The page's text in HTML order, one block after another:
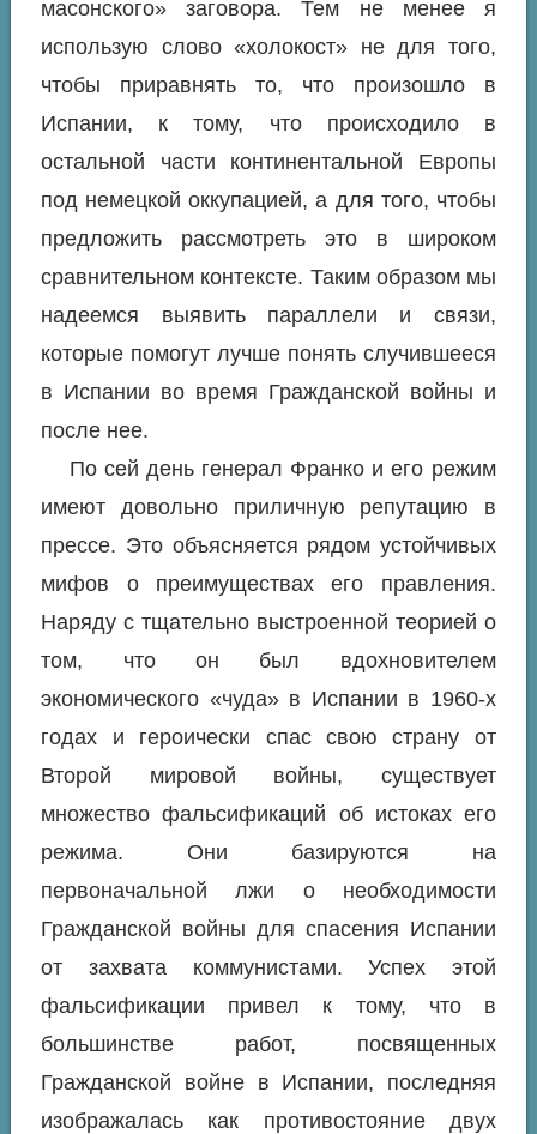
масонского» заговора. Тем не менее я
использую слово «холокост» не для того,
чтобы приравнять то, что произошло в
Испании, к тому, что происходило в
остальной части континентальной Европы
под немецкой оккупацией, а для того, чтобы
предложить рассмотреть это в широком
сравнительном контексте. Таким образом мы
надеемся выявить параллели и связи,
которые помогут лучше понять случившееся
в Испании во время Гражданской войны и
после нее.
По сей день генерал Франко и его режим
имеют довольно приличную репутацию в
прессе. Это объясняется рядом устойчивых
мифов о преимуществах его правления.
Наряду с тщательно выстроенной теорией о
том, что он был вдохновителем
экономического «чуда» в Испании в 1960-х
годах и героически спас свою страну от
Второй мировой войны, существует
множество фальсификаций об истоках его
режима. Они базируются на
первоначальной лжи о необходимости
Гражданской войны для спасения Испании
от захвата коммунистами. Успех этой
фальсификации привел к тому, что в
большинстве работ, посвященных
Гражданской войне в Испании, последняя
изображалась как противостояние двух